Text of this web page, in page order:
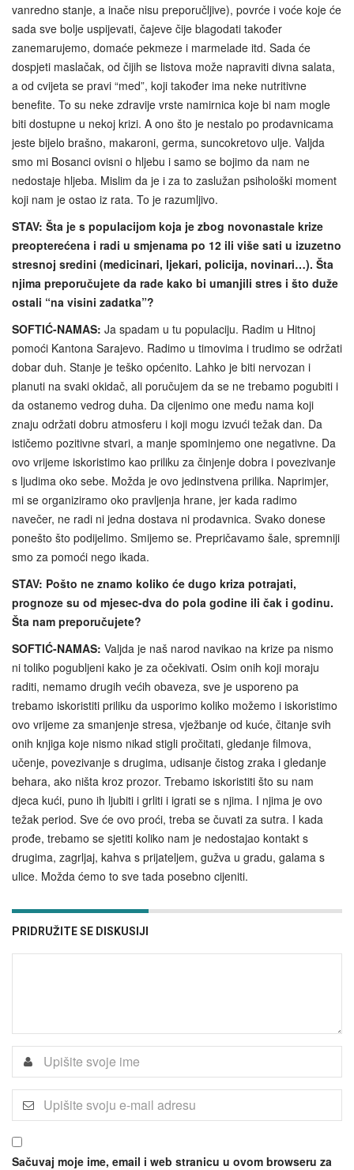
vanredno stanje, a inače nisu preporučljive), povrće i voće koje će
sada sve bolje uspijevati, čajeve čije blagodati također
zanemarujemo, domaće pekmeze i marmelade itd. Sada će
dospjeti maslačak, od čijih se listova može napraviti divna salata,
a od cvijeta se pravi “med”, koji također ima neke nutritivne
benefite. To su neke zdravije vrste namirnica koje bi nam mogle
biti dostupne u nekoj krizi. A ono što je nestalo po prodavnicama
jeste bijelo brašno, makaroni, germa, suncokretovo ulje. Valjda
smo mi Bosanci ovisni o hljebu i samo se bojimo da nam ne
nedostaje hljeba. Mislim da je i za to zaslužan psihološki moment
koji nam je ostao iz rata. To je razumljivo.
STAV: Šta je s populacijom koja je zbog novonastale krize
preopterećena i radi u smjenama po 12 ili više sati u izuzetno
stresnoj sredini (medicinari, ljekari, policija, novinari…). Šta
njima preporučujete da rade kako bi umanjili stres i što duže
ostali “na visini zadatka”?
SOFTIĆ-NAMAS: Ja spadam u tu populaciju. Radim u Hitnoj
pomoći Kantona Sarajevo. Radimo u timovima i trudimo se održati
dobar duh. Stanje je teško općenito. Lahko je biti nervozan i
planuti na svaki okidač, ali poručujem da se ne trebamo pogubiti i
da ostanemo vedrog duha. Da cijenimo one među nama koji
znaju održati dobru atmosferu i koji mogu izvući težak dan. Da
ističemo pozitivne stvari, a manje spominjemo one negativne. Da
ovo vrijeme iskoristimo kao priliku za činjenje dobra i povezivanje
s ljudima oko sebe. Možda je ovo jedinstvena prilika. Naprimjer,
mi se organiziramo oko pravljenja hrane, jer kada radimo
navečer, ne radi ni jedna dostava ni prodavnica. Svako donese
ponešto što podijelimo. Smijemo se. Prepričavamo šale, spremniji
smo za pomoći nego ikada.
STAV: Pošto ne znamo koliko će dugo kriza potrajati,
prognoze su od mjesec-dva do pola godine ili čak i godinu.
Šta nam preporučujete?
SOFTIĆ-NAMAS: Valjda je naš narod navikao na krize pa nismo
ni toliko pogubljeni kako je za očekivati. Osim onih koji moraju
raditi, nemamo drugih većih obaveza, sve je usporeno pa
trebamo iskoristiti priliku da usporimo koliko možemo i iskoristimo
ovo vrijeme za smanjenje stresa, vježbanje od kuće, čitanje svih
onih knjiga koje nismo nikad stigli pročitati, gledanje filmova,
učenje, povezivanje s drugima, udisanje čistog zraka i gledanje
behara, ako ništa kroz prozor. Trebamo iskoristiti što su nam
djeca kući, puno ih ljubiti i grliti i igrati se s njima. I njima je ovo
težak period. Sve će ovo proći, treba se čuvati za sutra. I kada
prođe, trebamo se sjetiti koliko nam je nedostajao kontakt s
drugima, zagrljaj, kahva s prijateljem, gužva u gradu, galama s
ulice. Možda ćemo to sve tada posebno cijeniti.
PRIDRUŽITE SE DISKUSIJI
Sačuvaj moje ime, email i web stranicu u ovom browseru za